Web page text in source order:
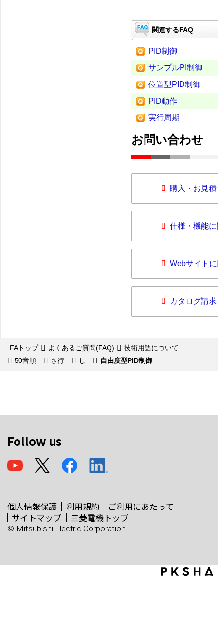
関連するFAQ
PID制御
サンプルPI制御
位置型PID制御
PID動作
実行周期
お問い合わせ
購入・お見
仕様・機能
Webサイト
カタログ請求
FAトップ よくあるご質問(FAQ)
技術用語について
50音順
さ行 し 自由度型PID制御
Follow us
個人情報保護 利用規約
ご利用にあたって
サイトマップ
三菱電機トップ
© Mitsubishi Electric Corporation